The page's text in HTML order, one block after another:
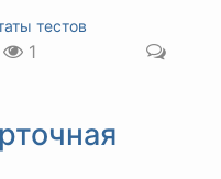
тестов
1